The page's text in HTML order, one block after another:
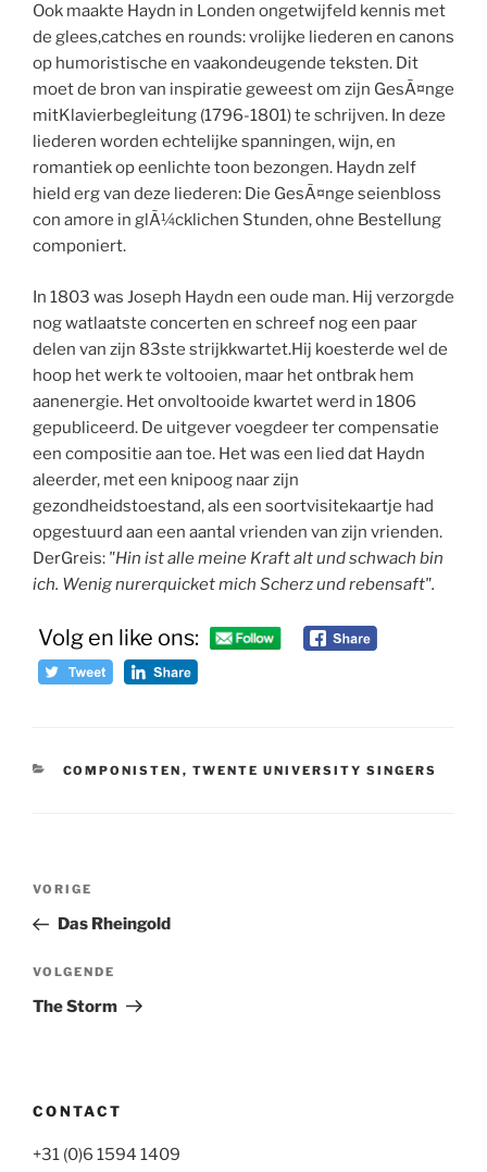
Ook maakte Haydn in Londen ongetwijfeld kennis met
de glees,catches en rounds: vrolijke liederen en canons
op humoristische en vaakondeugende teksten. Dit
moet de bron van inspiratie geweest om zijn GesÃ¤nge
mitKlavierbegleitung (1796-1801) te schrijven. In deze
liederen worden echtelijke spanningen, wijn, en
romantiek op eenlichte toon bezongen. Haydn zelf
hield erg van deze liederen: Die GesÃ¤nge seienbloss
con amore in glÃ¼cklichen Stunden, ohne Bestellung
componiert.
In 1803 was Joseph Haydn een oude man. Hij verzorgde
nog watlaatste concerten en schreef nog een paar
delen van zijn 83ste strijkkwartet.Hij koesterde wel de
hoop het werk te voltooien, maar het ontbrak hem
aanenergie. Het onvoltooide kwartet werd in 1806
gepubliceerd. De uitgever voegdeer ter compensatie
een compositie aan toe. Het was een lied dat Haydn
aleerder, met een knipoog naar zijn
gezondheidstoestand, als een soortvisitekaartje had
opgestuurd aan een aantal vrienden van zijn vrienden.
DerGreis: "Hin ist alle meine Kraft alt und schwach bin
ich. Wenig nurerquicket mich Scherz und rebensaft".
Volg en like ons:
CATEGORIEËN
COMPONISTEN , TWENTE UNIVERSITY SINGERS
Bericht
Vorig
bericht
VORIGE
Das Rheingold
Volgend
bericht
VOLGENDE
The Storm
CONTACT
+31 (0)6 1594 1409